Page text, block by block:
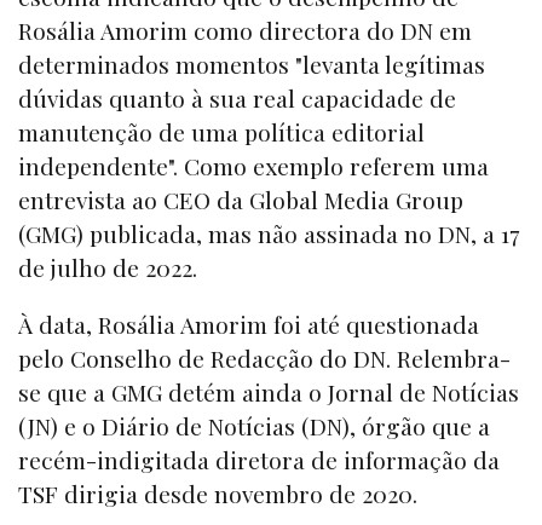
Rosália Amorim como directora do DN em
determinados momentos "levanta legítimas
dúvidas quanto à sua real capacidade de
manutenção de uma política editorial
independente". Como exemplo referem uma
entrevista ao CEO da Global Media Group
(GMG) publicada, mas não assinada no DN, a 17
de julho de 2022.
À data, Rosália Amorim foi até questionada
pelo Conselho de Redacção do DN. Relembra-
se que a GMG detém ainda o Jornal de Notícias
(JN) e o Diário de Notícias (DN), órgão que a
recém-indigitada diretora de informação da
TSF dirigia desde novembro de 2020.